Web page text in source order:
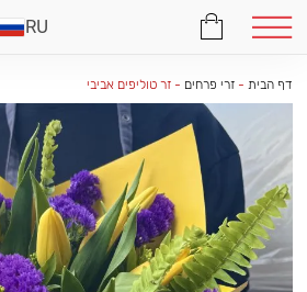
דף הבית - זרי פרחים - זר טוליפים אביבי
RU